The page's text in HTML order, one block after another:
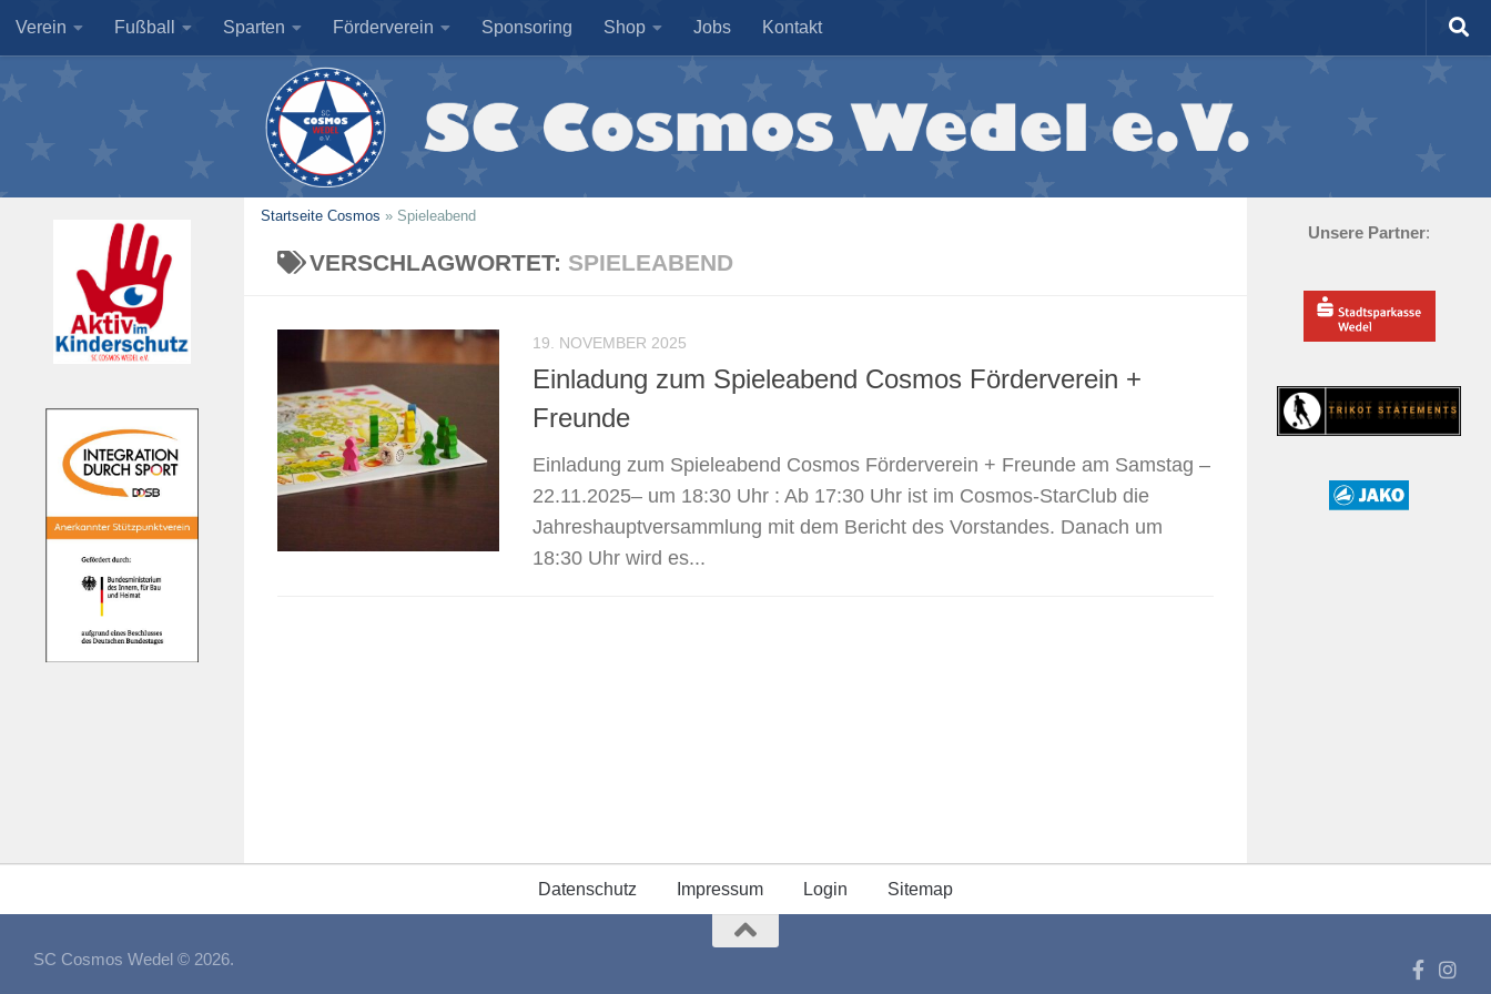
Zum Inhalt springen
Verein Fußball Sparten Förderverein Sponsoring Shop Jobs Kontakt
Startseite Cosmos » Spieleabend
VERSCHLAGWORTET: SPIELEABEND
19. NOVEMBER 2025
Einladung zum Spieleabend Cosmos Förderverein +
Freunde
Einladung zum Spieleabend Cosmos Förderverein + Freunde am Samstag –
22.11.2025– um 18:30 Uhr : Ab 17:30 Uhr ist im Cosmos-StarClub die
Jahreshauptversammlung mit dem Bericht des Vorstandes. Danach um
18:30 Uhr wird es...
Unsere Partner:
Datenschutz Impressum Login Sitemap
SC Cosmos Wedel © 2026.